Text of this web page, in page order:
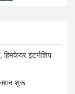
हिमकेयर इंटर्नशिप
शुरू